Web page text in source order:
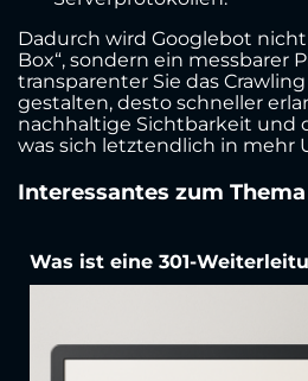
Dadurch wird Googlebot
Box“, sondern ein messbarer
transparenter Sie das
gestalten, desto schneller
nachhaltige Sichtbarkeit und
was sich letztendlich in mehr
Interessantes zum Thema
Was ist eine 301-